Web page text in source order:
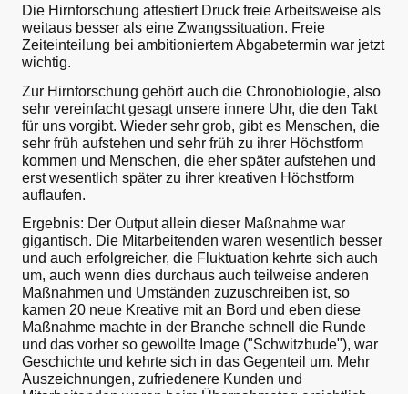
Die Hirnforschung attestiert Druck freie Arbeitsweise als
weitaus besser als eine Zwangssituation. Freie
Zeiteinteilung bei ambitioniertem Abgabetermin war jetzt
wichtig.
Zur Hirnforschung gehört auch die Chronobiologie, also
sehr vereinfacht gesagt unsere innere Uhr, die den Takt
für uns vorgibt. Wieder sehr grob, gibt es Menschen, die
sehr früh aufstehen und sehr früh zu ihrer Höchstform
kommen und Menschen, die eher später aufstehen und
erst wesentlich später zu ihrer kreativen Höchstform
auflaufen.
Ergebnis: Der Output allein dieser Maßnahme war
gigantisch. Die Mitarbeitenden waren wesentlich besser
und auch erfolgreicher, die Fluktuation kehrte sich auch
um, auch wenn dies durchaus auch teilweise anderen
Maßnahmen und Umständen zuzuschreiben ist, so
kamen 20 neue Kreative mit an Bord und eben diese
Maßnahme machte in der Branche schnell die Runde
und das vorher so gewollte Image ("Schwitzbude"), war
Geschichte und kehrte sich in das Gegenteil um. Mehr
Auszeichnungen, zufriedenere Kunden und